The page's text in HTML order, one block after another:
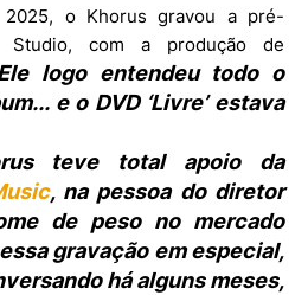
o Khorus gravou a pré-
Studio, com a produção de
logo entendeu todo o
e o DVD ‘Livre’ estava
teve total apoio da
, na pessoa do diretor
de peso no mercado
gravação em especial,
há alguns meses,